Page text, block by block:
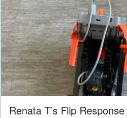
Renata T’s Flip Response